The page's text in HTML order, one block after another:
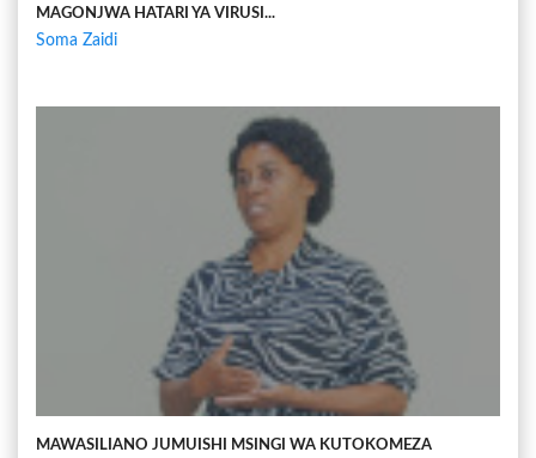
MAGONJWA HATARI YA VIRUSI...
Soma Zaidi
MAWASILIANO JUMUISHI MSINGI WA KUTOKOMEZA